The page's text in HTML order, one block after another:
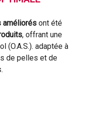
améliorés ont été
, offrant une
(O.A.S.). adaptée à
de pelles et de